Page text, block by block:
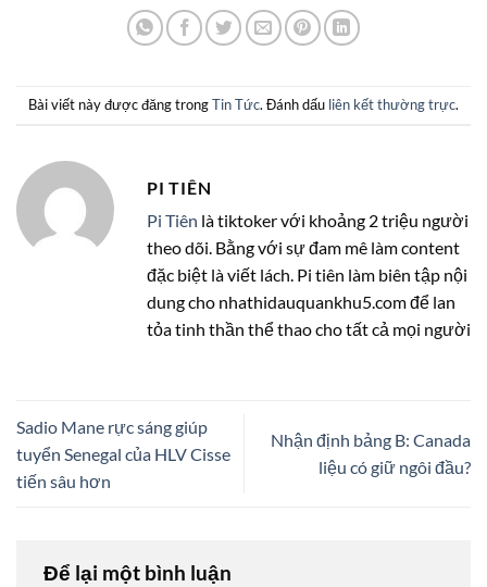
Bài viết này được đăng trongTin Tức. Đánh dấu liên kết thường trực.
PI TIÊN
Pi Tiên là tiktoker với khoảng 2 triệu người
theo dõi. Bằng với sự đam mê làm content
đặc biệt là viết lách. Pi tiên làm biên tập nội
dung cho nhathidauquankhu5.com để lan
tỏa tinh thần thể thao cho tất cả mọi người
Sadio Mane rực sáng giúp
tuyển Senegal của HLV Cisse
tiến sâu hơn
Nhận định bảng B: Canada
liệu có giữ ngôi đầu?
Để lại một bình luận